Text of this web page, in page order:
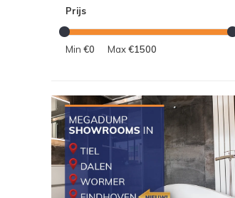
Prijs
Min €0 Max€1500